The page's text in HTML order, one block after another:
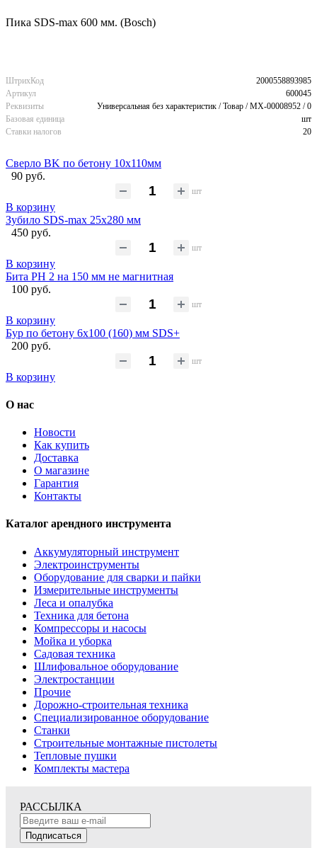
Пика SDS-max 600 мм. (Bosch)
ШтрихКод
2000558893985
Артикул
600045
Реквизиты
Универсальная без характеристик / Товар / MX-00008952 / 0
Базовая единица
шт
Ставки налогов
20
Сверло BK по бетону 10x110мм
90 руб.
шт
В корзину
Зубило SDS-max 25х280 мм
450 руб.
шт
В корзину
Бита PH 2 на 150 мм не магнитная
100 руб.
шт
В корзину
Бур по бетону 6x100 (160) мм SDS+
200 руб.
шт
В корзину
О нас
Новости
Как купить
Доставка
О магазине
Гарантия
Контакты
Каталог арендного инструмента
Аккумуляторный инструмент
Электроинструменты
Оборудование для сварки и пайки
Измерительные инструменты
Леса и опалубка
Техника для бетона
Компрессоры и насосы
Мойка и уборка
Садовая техника
Шлифовальное оборудование
Электростанции
Прочие
Дорожно-строительная техника
Специализированное оборудование
Станки
Строительные монтажные пистолеты
Тепловые пушки
Комплекты мастера
РАССЫЛКА
Подписаться